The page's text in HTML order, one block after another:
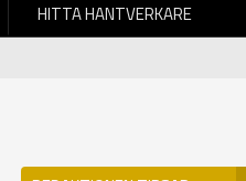
HITTA HANTVERKARE